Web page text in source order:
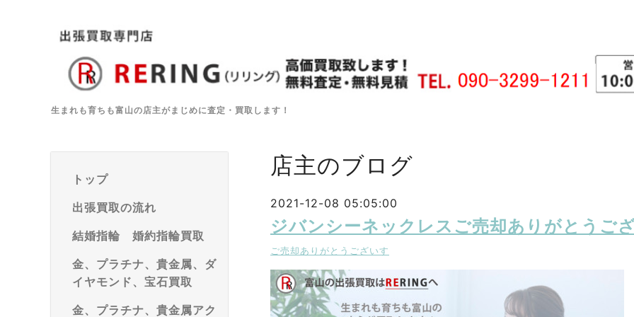
生まれも育ちも富山の店主がまじめに査定・買取します！
トップ
出張買取の流れ
結婚指輪 婚約指輪買取
金、プラチナ、貴金属、ダ
イヤモンド、宝石買取
金、プラチナ、貴金属アク
店主のブログ
2021-12-08 05:05:00
ジバンシーネックレスご売却ありがとうご
ご売却ありがとうございす